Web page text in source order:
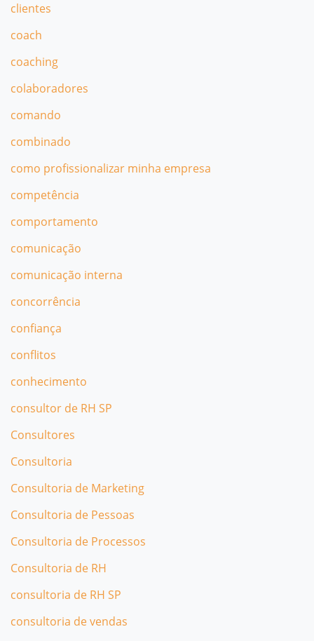
clientes
coach
coaching
colaboradores
comando
combinado
como profissionalizar minha empresa
competência
comportamento
comunicação
comunicação interna
concorrência
confiança
conflitos
conhecimento
consultor de RH SP
Consultores
Consultoria
Consultoria de Marketing
Consultoria de Pessoas
Consultoria de Processos
Consultoria de RH
consultoria de RH SP
consultoria de vendas